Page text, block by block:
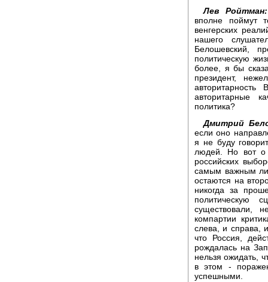
Лев Ройтман:
вполне поймут
венгерских
нашего
Белошевский,
политическую
более, я бы
президент,
авторитарные
политика?
Дмитрий
если оно
я не буду
людей. Но вот
российских
самым важным
остаются на
никогда за
существовали,
компартии
слева, и справа,
что Россия,
рождалась на
нельзя ожидать,
в этом -
успешными.